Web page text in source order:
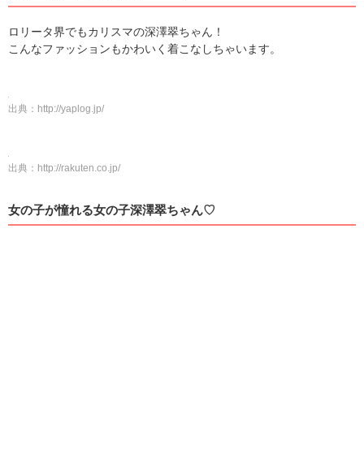
ロリータ界でもカリスマの深澤翠ちゃん！
こんなファッションもかわいく着こなしちゃいます。
出典： http://yaplog.jp/
出典： http://rakuten.co.jp/
女の子が憧れる女の子深澤翠ちゃん♡